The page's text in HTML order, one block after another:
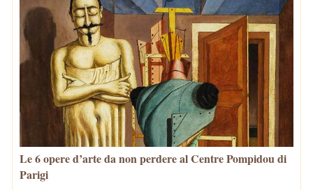
Le 6 opere d’arte da non perdere al Centre Pompidou di
Parigi